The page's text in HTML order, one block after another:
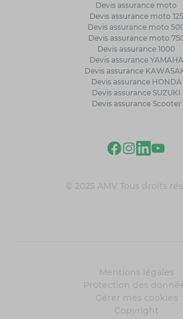
Devis assurance moto
Devis assurance moto 125
Devis assurance moto
Devis assurance moto
Devis assurance 1000
Devis assurance YAMAHA
Devis assurance
Devis assurance HONDA
Devis assurance SUZUKI
Devis assurance Scooter
© 2025 AMV Tous droits
Mentions légales
Protection des
Gérer mes cookies
Copyright